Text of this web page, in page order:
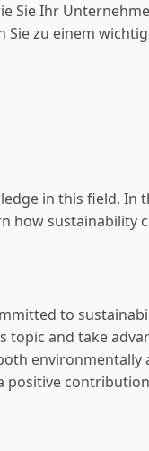
Sie Ihr
zu einem
in this field. In
how sustainability
to
topic and take
environmentally
positive